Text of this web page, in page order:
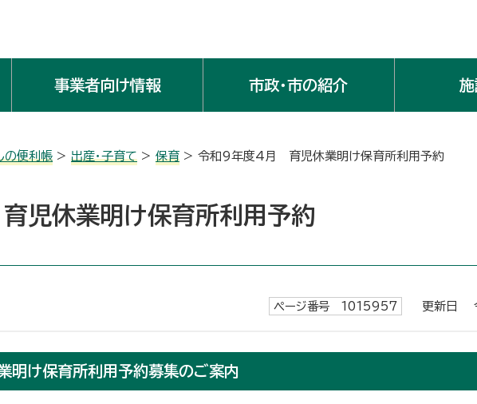
事業者向け情報 市政・市の紹介
の便利帳 > 出産・子育て > 保育 > 令和9年度4月 育児休業明け保育所利用予約
児休業明け保育所利用予約
ページ番号 1015957 更新日
け保育所利用予約募集のご案内